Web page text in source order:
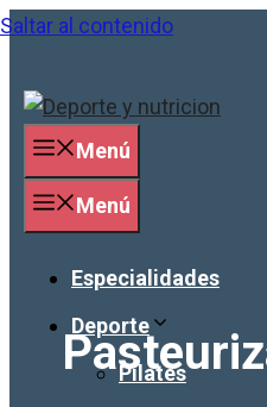
Saltar al contenido
Menú
Menú
Especialidades
Deporte
Pilates